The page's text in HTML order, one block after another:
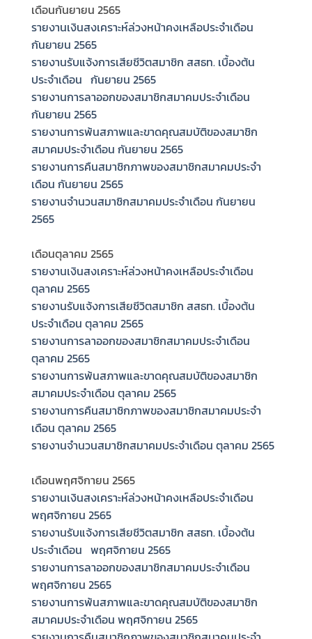
เดือนกันยายน 2565
รายงานเงินสงเคราะห์ล่วงหน้าคงเหลือประจำเดือน
กันยายน 2565
รายงานรับแจ้งการเสียชีวิตสมาชิก สสธท. เบื้องต้น
ประจำเดือน กันยายน 2565
รายงานการลาออกของสมาชิกสมาคมประจำเดือน
กันยายน 2565
รายงานการพ้นสภาพและขาดคุณสมบัติของสมาชิก
สมาคมประจำเดือน กันยายน 2565
รายงานการคืนสมาชิกภาพของสมาชิกสมาคมประจำ
เดือน กันยายน 2565
รายงานจำนวนสมาชิกสมาคมประจำเดือน กันยายน
2565
เดือนตุลาคม 2565
รายงานเงินสงเคราะห์ล่วงหน้าคงเหลือประจำเดือน
ตุลาคม 2565
รายงานรับแจ้งการเสียชีวิตสมาชิก สสธท. เบื้องต้น
ประจำเดือน ตุลาคม 2565
รายงานการลาออกของสมาชิกสมาคมประจำเดือน
ตุลาคม 2565
รายงานการพ้นสภาพและขาดคุณสมบัติของสมาชิก
สมาคมประจำเดือน ตุลาคม 2565
รายงานการคืนสมาชิกภาพของสมาชิกสมาคมประจำ
เดือน ตุลาคม 2565
รายงานจำนวนสมาชิกสมาคมประจำเดือน ตุลาคม 2565
เดือนพฤศจิกายน 2565
รายงานเงินสงเคราะห์ล่วงหน้าคงเหลือประจำเดือน
พฤศจิกายน 2565
รายงานรับแจ้งการเสียชีวิตสมาชิก สสธท. เบื้องต้น
ประจำเดือน พฤศจิกายน 2565
รายงานการลาออกของสมาชิกสมาคมประจำเดือน
พฤศจิกายน 2565
รายงานการพ้นสภาพและขาดคุณสมบัติของสมาชิก
สมาคมประจำเดือน พฤศจิกายน 2565